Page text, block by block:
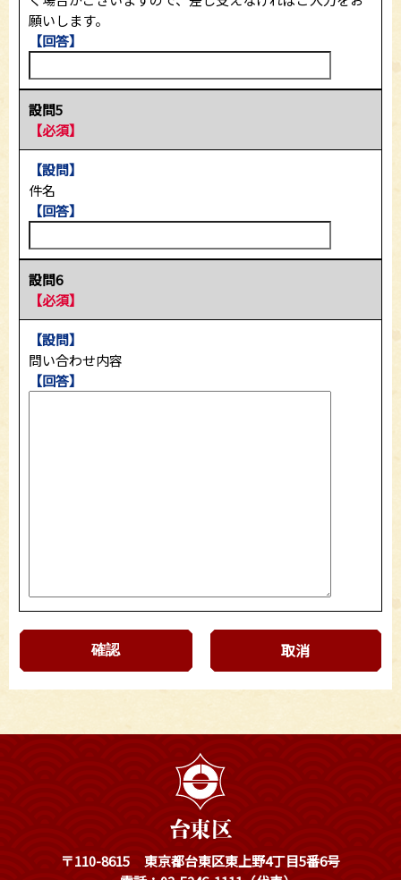
願いします。
【回答】
設問5
【必須】
【設問】
件名
【回答】
設問6
【必須】
【設問】
問い合わせ内容
【回答】
取消
〒110-8615
東京都台東区東上野4丁目5番6号